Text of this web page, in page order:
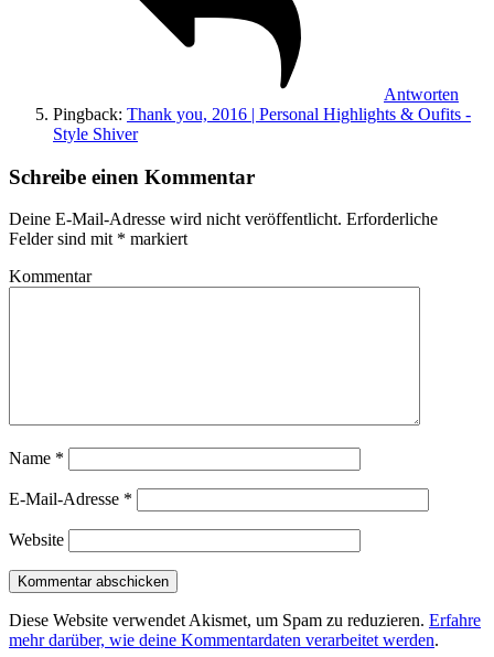
Antworten
Pingback: Thank you, 2016 | Personal Highlights & Oufits -
Style Shiver
Schreibe einen Kommentar
Deine E-Mail-Adresse wird nicht veröffentlicht. Erforderliche
Felder sind mit * markiert
Kommentar
Name *
E-Mail-Adresse *
Website
Diese Website verwendet Akismet, um Spam zu reduzieren. Erfahre
mehr darüber, wie deine Kommentardaten verarbeitet werden.